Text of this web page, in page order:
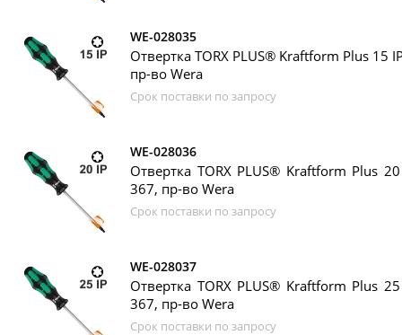
WE-028035
Отвертка TORX PLUS® Kraftform Plus 15
пр-во Wera
Срок поставки по запросу
WE-028036
Отвертка TORX PLUS® Kraftform Plus
367, пр-во Wera
Срок поставки по запросу
WE-028037
Отвертка TORX PLUS® Kraftform Plus
367, пр-во Wera
Срок поставки по запросу